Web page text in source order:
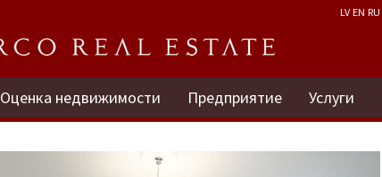
LV EN RU
Оценка недвижимости Предприятие Услуги